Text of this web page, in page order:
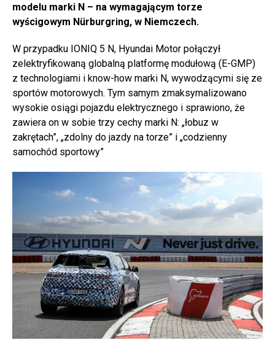
modelu marki N – na wymagającym torze
wyścigowym Nürburgring, w Niemczech.
W przypadku IONIQ 5 N, Hyundai Motor połączył
zelektryfikowaną globalną platformę modułową (E-GMP)
z technologiami i know-how marki N, wywodzącymi się ze
sportów motorowych. Tym samym zmaksymalizowano
wysokie osiągi pojazdu elektrycznego i sprawiono, że
zawiera on w sobie trzy cechy marki N: „łobuz w
zakrętach”, „zdolny do jazdy na torze” i „codzienny
samochód sportowy”